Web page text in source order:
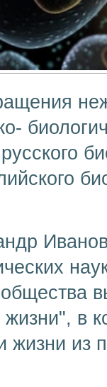
общества
жизни", в
жизни из